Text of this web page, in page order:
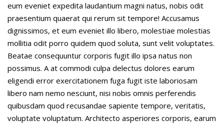
eum eveniet expedita laudantium magni natus, nobis odit
praesentium quaerat qui rerum sit tempore! Accusamus
dignissimos, et eum eveniet illo libero, molestiae molestias
mollitia odit porro quidem quod soluta, sunt velit voluptates.
Beatae consequuntur corporis fugit illo ipsa natus non
possimus. A at commodi culpa delectus dolores earum
eligendi error exercitationem fuga fugit iste laboriosam
libero nam nemo nesciunt, nisi nobis omnis perferendis
quibusdam quod recusandae sapiente tempore, veritatis,
voluptate voluptatum. Architecto asperiores corporis, earum